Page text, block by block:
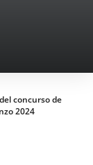
concurso de
2024